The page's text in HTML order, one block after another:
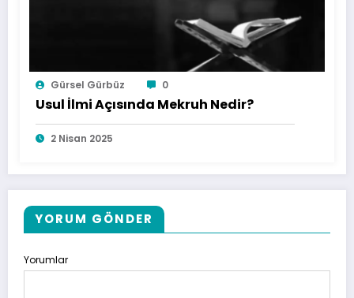
Gürsel Gürbüz 0
Usul İlmi Açısında Mekruh Nedir?
2 Nisan 2025
YORUM GÖNDER
Yorumlar